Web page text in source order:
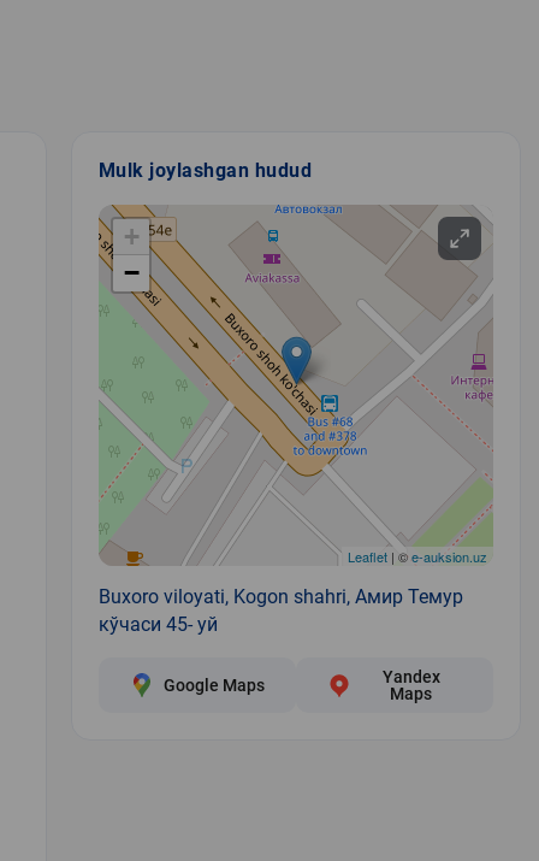
Mulk joylashgan hudud
+
−
Leaflet| ©e-auksion.uz
Buxoro viloyati, Kogon shahri, Амир Темур
кўчаси 45- уй
Google Maps
Yandex
Maps